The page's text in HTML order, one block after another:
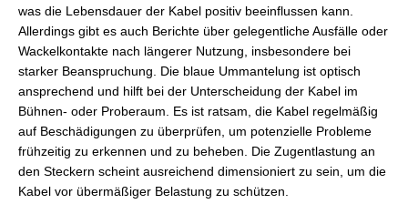
was die Lebensdauer der Kabel positiv beeinflussen kann.
Allerdings gibt es auch Berichte über gelegentliche Ausfälle oder
Wackelkontakte nach längerer Nutzung, insbesondere bei
starker Beanspruchung. Die blaue Ummantelung ist optisch
ansprechend und hilft bei der Unterscheidung der Kabel im
Bühnen- oder Proberaum. Es ist ratsam, die Kabel regelmäßig
auf Beschädigungen zu überprüfen, um potenzielle Probleme
frühzeitig zu erkennen und zu beheben. Die Zugentlastung an
den Steckern scheint ausreichend dimensioniert zu sein, um die
Kabel vor übermäßiger Belastung zu schützen.